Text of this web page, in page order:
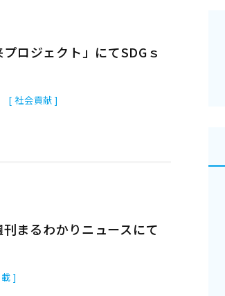
プロジェクト」にてSDGｓ
[ 社会貢献 ]
まるわかりニュースにて
]